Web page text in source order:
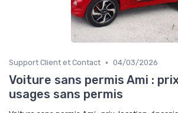
Support Client et Contact • 04/03/2026
Voiture sans permis Ami :
usages sans permis